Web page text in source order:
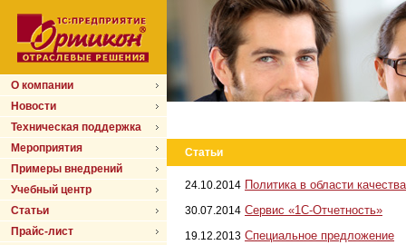
О компании
Новости
Техническая поддержка
Мероприятия
Примеры внедрений
Учебный центр
Статьи
Прайс-лист
Статьи
24.10.2014 Политика в области качества
30.07.2014 Сервис «1С-Отчетность»
19.12.2013 Специальное предложение